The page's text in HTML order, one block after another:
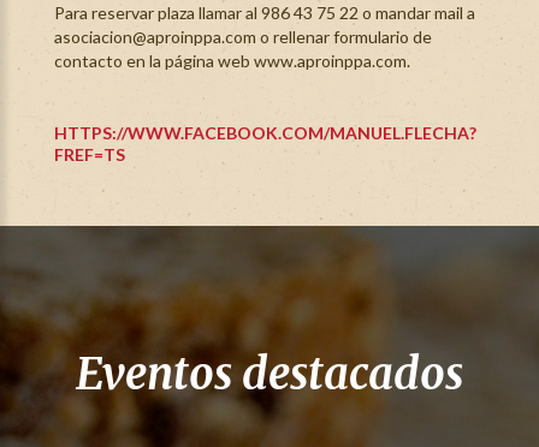
Para reservar plaza llamar al 986 43 75 22 o mandar mail a
asociacion@aproinppa.com o rellenar formulario de
contacto en la página web www.aproinppa.com.
HTTPS://WWW.FACEBOOK.COM/MANUEL.FLECHA?
FREF=TS
Eventos destacados